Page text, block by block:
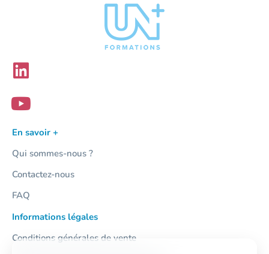
En savoir +
Qui sommes-nous ?
Contactez-nous
FAQ
Informations légales
Conditions générales de vente